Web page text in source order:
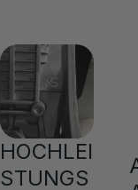
HOCHLEI
STUNGS